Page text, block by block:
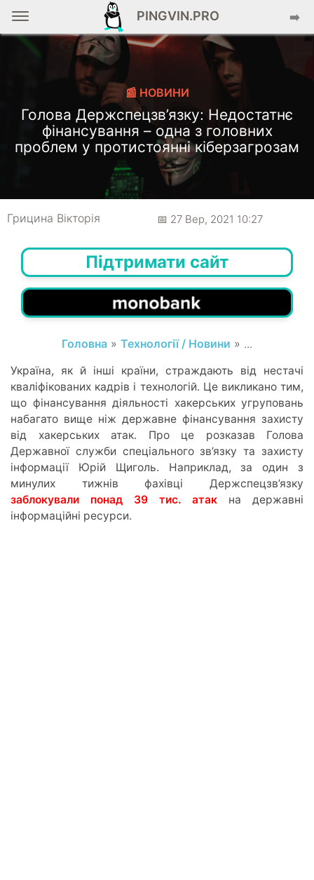
PINGVIN.PRO ➡️
📰 НОВИНИ
Голова Держспецзв’язку: Недостатнє
фінансування – одна з головних
проблем у протистоянні кіберзагрозам
Грицина Вікторія 📅 27 Вер, 2021 10:27
Підтримати сайт
Головна » Технології / Новини » ...
Україна, як й інші країни, страждають від нестачі
кваліфікованих кадрів і технологій. Це викликано тим,
що фінансування діяльності хакерських угруповань
набагато вище ніж державне фінансування захисту
від хакерських атак. Про це розказав Голова
Державної служби спеціального зв’язку та захисту
інформації Юрій Щиголь. Наприклад, за один з
минулих тижнів фахівці Держспецзв’язку
заблокували понад 39 тис. атак на державні
інформаційні ресурси.